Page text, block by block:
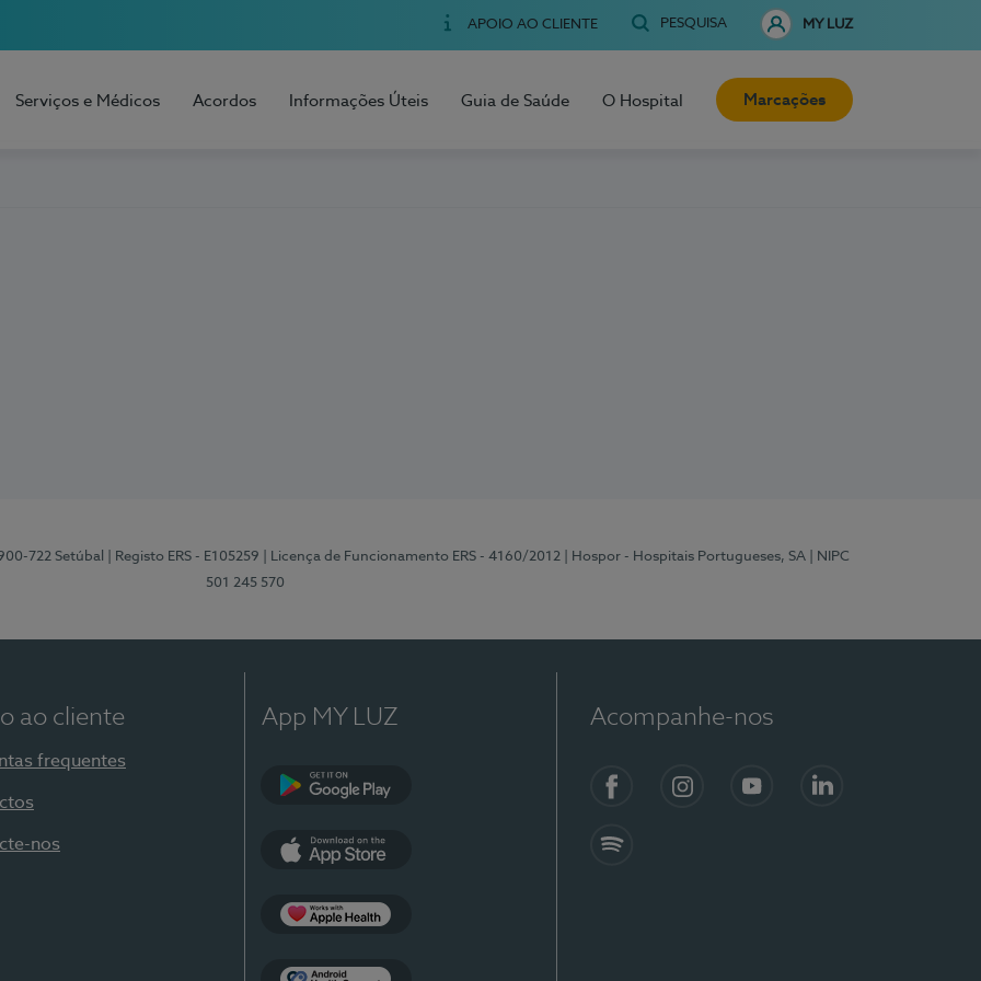
APOIO AO CLIENTE PESQUISA MY LUZ
Serviços e Médicos Acordos Informações Úteis Guia de Saúde O Hospital Marcações
722 Setúbal | Registo ERS - E105259 | Licença de Funcionamento ERS - 4160/2012 | Hospor - Hospitais Portugueses, SA
| NIPC
501 245 570
ao cliente
frequentes
nos
App MY LUZ Acompanhe-nos